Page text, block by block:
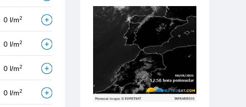
0 l/m2
0 l/m2
0 l/m2
0 l/m2